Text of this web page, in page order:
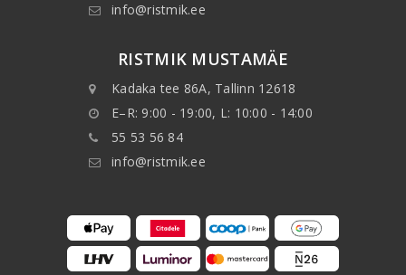
info@ristmik.ee
RISTMIK MUSTAMÄE
Kadaka tee 86A, Tallinn 12618
E–R: 9:00 - 19:00, L: 10:00 - 14:00
55 53 56 84
info@ristmik.ee